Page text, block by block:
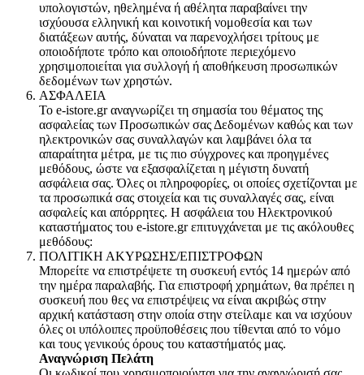
υπολογιστών, ηθελημένα ή αθέλητα παραβαίνει την
ισχύουσα ελληνική και κοινοτική νομοθεσία και των
διατάξεων αυτής, δύναται να παρενοχλήσει τρίτους με
οποιοδήποτε τρόπο και οποιοδήποτε περιεχόμενο
χρησιμοποιείται για συλλογή ή αποθήκευση προσωπικών
δεδομένων των χρηστών.
ΑΣΦΑΛΕΙΑ
Το e-istore.gr αναγνωρίζει τη σημασία του θέματος της
ασφαλείας των Προσωπικών σας Δεδομένων καθώς και των
ηλεκτρονικών σας συναλλαγών και λαμβάνει όλα τα
απαραίτητα μέτρα, με τις πιο σύγχρονες και προηγμένες
μεθόδους, ώστε να εξασφαλίζεται η μέγιστη δυνατή
ασφάλεια σας. Όλες οι πληροφορίες, οι οποίες σχετίζονται με
τα προσωπικά σας στοιχεία και τις συναλλαγές σας, είναι
ασφαλείς και απόρρητες. Η ασφάλεια του Ηλεκτρονικού
καταστήματος του e-istore.gr επιτυγχάνεται με τις ακόλουθες
μεθόδους:
ΠΟΛΙΤΙΚΗ ΑΚΥΡΩΣΗΣ/ΕΠΙΣΤΡΟΦΩΝ
Μπορείτε να επιστρέψετε τη συσκευή εντός 14 ημερών από
την ημέρα παραλαβής. Για επιστροφή χρημάτων, θα πρέπει η
συσκευή που θες να επιστρέψεις να είναι ακριβώς στην
αρχική κατάσταση στην οποία στην στείλαμε και να ισχύουν
όλες οι υπόλοιπες προϋποθέσεις που τίθενται από το νόμο
και τους γενικούς όρους του καταστήματός μας.
Αναγνώριση Πελάτη